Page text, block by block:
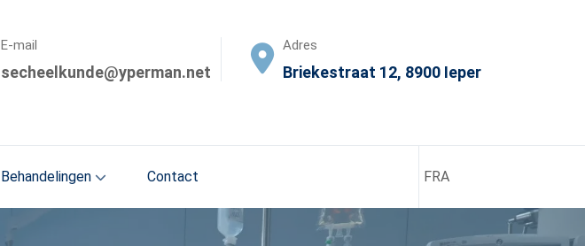
E-mail
secheelkunde@yperman.net
Adres
Briekestraat 12, 8900 Ieper
Behandelingen Contact FRA